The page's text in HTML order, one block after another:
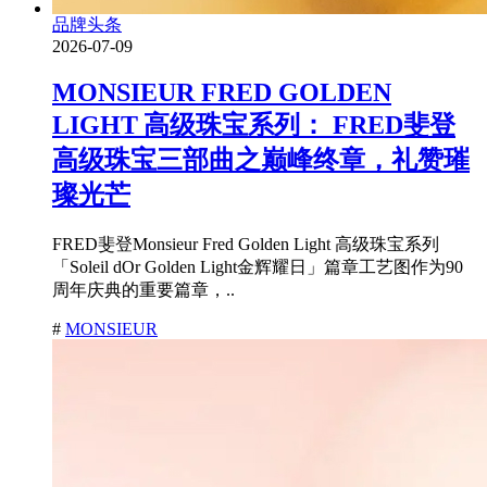
品牌头条
2026-07-09
MONSIEUR FRED GOLDEN
LIGHT 高级珠宝系列： FRED斐登
高级珠宝三部曲之巅峰终章，礼赞璀
璨光芒
FRED斐登Monsieur Fred Golden Light 高级珠宝系列
「Soleil dOr Golden Light金辉耀日」篇章工艺图作为90
周年庆典的重要篇章，..
# MONSIEUR